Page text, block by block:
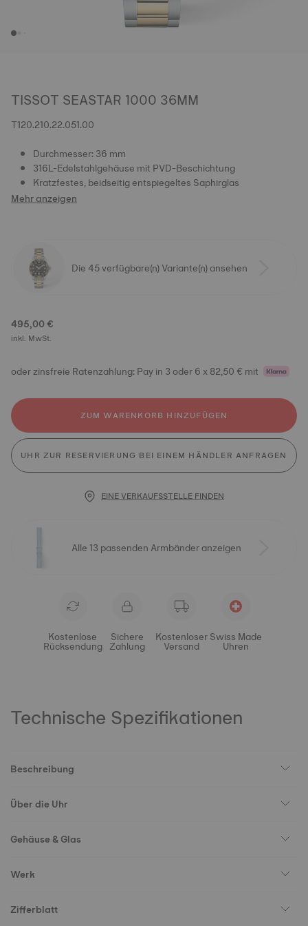
TISSOT SEASTAR 1000 36MM
T120.210.22.051.00
Durchmesser: 36 mm
316L-Edelstahlgehäuse mit PVD-Beschichtung
Kratzfestes, beidseitig entspiegeltes Saphirglas
Mehr anzeigen
Die 45 verfügbare(n) Variante(n) ansehen
495,00 €
inkl. MwSt.
oder zinsfreie Ratenzahlung: Pay in 3 oder 6 x 82,50 € mit
ZUM WARENKORB HINZUFÜGEN
UHR ZUR RESERVIERUNG BEI EINEM HÄNDLER ANFRAGEN
EINE VERKAUFSSTELLE FINDEN
Alle 13 passenden Armbänder anzeigen
Kostenlose
Rücksendung
Sichere
Zahlung
Kostenloser
Versand
Swiss Made
Uhren
Technische Spezifikationen
Beschreibung
Über die Uhr
Gehäuse & Glas
Werk
Zifferblatt